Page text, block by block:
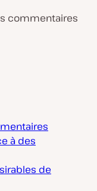
commentaires
à des
de